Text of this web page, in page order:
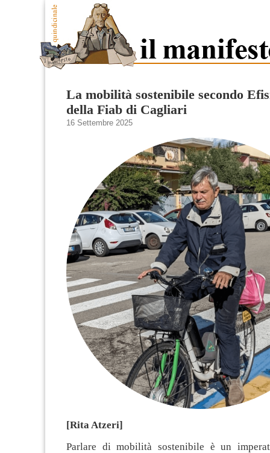
La mobilità sostenibile secondo
della Fiab di Cagliari
16 Settembre 2025
[Rita Atzeri]
Parlare di mobilità sostenibile è un